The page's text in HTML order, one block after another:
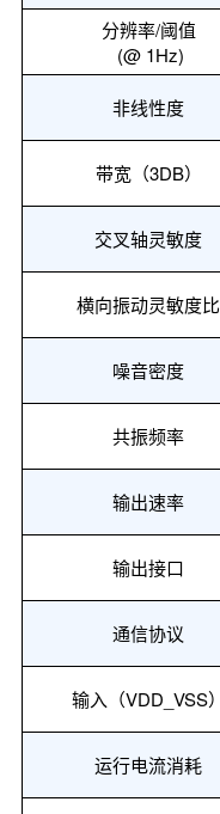
分辨率/阈值
(@ 1Hz)
非线性度
带宽（3DB）
交叉轴灵敏度
横向振动灵敏度比
噪音密度
共振频率
输出速率
输出接口
通信协议
输入（VDD_VSS）
运行电流消耗